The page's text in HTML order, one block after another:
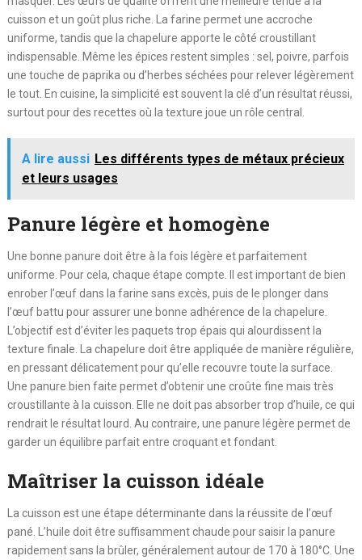
cuisson et un goût plus riche. La farine permet une accroche
uniforme, tandis que la chapelure apporte le côté croustillant
indispensable. Même les épices restent simples : sel, poivre, parfois
une touche de paprika ou d’herbes séchées pour relever légèrement
le tout. En cuisine, la simplicité est souvent la clé d’un résultat réussi,
surtout pour des recettes où la texture joue un rôle central.
A lire aussi Les différents types de métaux précieux
et leurs usages
Panure légère et homogène
Une bonne panure doit être à la fois légère et parfaitement
uniforme. Pour cela, chaque étape compte. Il est important de bien
enrober l’œuf dans la farine sans excès, puis de le plonger dans
l’œuf battu pour assurer une bonne adhérence de la chapelure.
L’objectif est d’éviter les paquets trop épais qui alourdissent la
texture finale. La chapelure doit être appliquée de manière régulière,
en pressant délicatement pour qu’elle recouvre toute la surface.
Une panure bien faite permet d’obtenir une croûte fine mais très
croustillante à la cuisson. Elle ne doit pas absorber trop d’huile, ce qui
rendrait le résultat lourd. Au contraire, une panure légère permet de
garder un équilibre parfait entre croquant et fondant.
Maîtriser la cuisson idéale
La cuisson est une étape déterminante dans la réussite de l’œuf
pané. L’huile doit être suffisamment chaude pour saisir la panure
rapidement sans la brûler, généralement autour de 170 à 180°C. Une